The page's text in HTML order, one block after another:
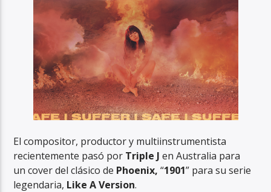
El compositor, productor y multiinstrumentista
recientemente pasó por Triple J en Australia para
un cover del clásico de Phoenix, “1901” para su serie
legendaria, Like A Version.